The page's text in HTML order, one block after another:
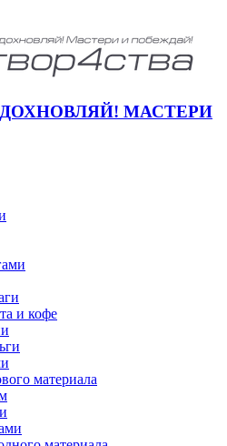
МАСТЕРИ
и кофе
материала